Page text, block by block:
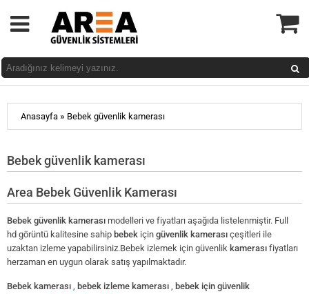
Anasayfa » Bebek güvenlik kamerası
Bebek güvenlik kamerası
Area Bebek Güvenlik Kamerası
Bebek güvenlik kamerası modelleri ve fiyatları aşağıda listelenmiştir. Full
hd görüntü kalitesine sahip bebek için güvenlik kamerası çeşitleri ile
uzaktan izleme yapabilirsiniz.Bebek izlemek için güvenlik kamerası fiyatları
herzaman en uygun olarak satış yapılmaktadır.
Bebek kamerası , bebek izleme kamerası , bebek için güvenlik